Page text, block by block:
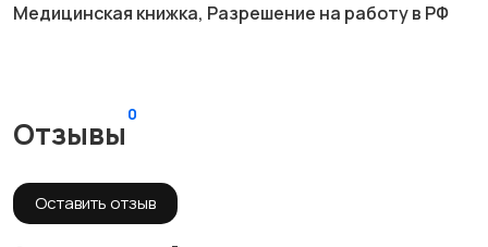
Медицинская книжка, Разрешение на работу в РФ
Отзывы
0
Оставить отзыв